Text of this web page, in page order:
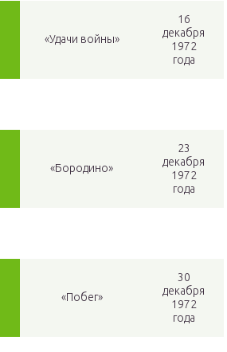
«Удачи войны»
16
декабря
1972
года
«Бородино»
23
декабря
1972
года
«Побег»
30
декабря
1972
года